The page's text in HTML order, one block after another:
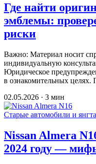
Где найти
эмблемы:
риски
Важно: Материал носит
индивидуальную
Юридическое
в ознакомительных
02.05.2026 · 3 мин
Старые автомобили и
Nissan Almera
2024 году —